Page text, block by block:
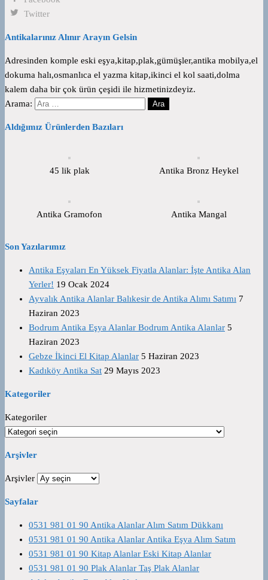
Twitter
Antikalarınız Alınır Arayın Gelsin
Adresinden komple eski eşya,kitap,plak,gümüşler,antika mobilya,el
dokuma halı,osmanlıca el yazma kitap,ikinci el kol saati,dolma
kalem daha bir çok ürün çeşidi ile hizmetinizdeyiz.
Arama:
Aldığımız Ürünlerden Bazıları
45 lik plak Antika Bronz Heykel
Antika Gramofon Antika Mangal
Son Yazılarımız
Antika Eşyaları En Yüksek Fiyatla Alanlar: İşte Antika Alan
Yerler! 19 Ocak 2024
Ayvalık Antika Alanlar Balıkesir de Antika Alımı Satımı 7
Haziran 2023
Bodrum Antika Eşya Alanlar Bodrum Antika Alanlar 5
Haziran 2023
Gebze İkinci El Kitap Alanlar 5 Haziran 2023
Kadıköy Antika Sat 29 Mayıs 2023
Kategoriler
Kategoriler
Arşivler
Arşivler
Sayfalar
0531 981 01 90 Antika Alanlar Alım Satım Dükkanı
0531 981 01 90 Antika Alanlar Antika Eşya Alım Satım
0531 981 01 90 Kitap Alanlar Eski Kitap Alanlar
0531 981 01 90 Plak Alanlar Taş Plak Alanlar